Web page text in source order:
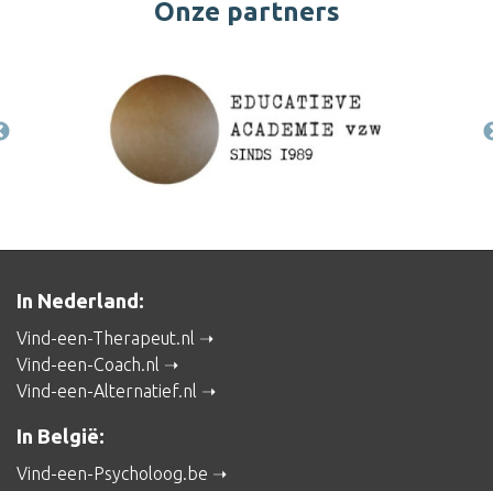
Onze partners
In Nederland:
Vind-een-Therapeut.nl
Vind-een-Coach.nl
Vind-een-Alternatief.nl
In België:
Vind-een-Psycholoog.be